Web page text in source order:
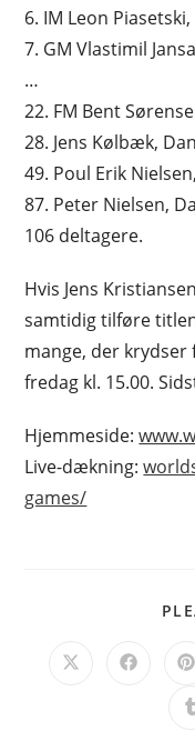
6. IM Leon
7. GM Vlastimil
…
22. FM Bent
28. Jens Kølbæk,
49. Poul Erik
87. Peter Nielsen,
106 deltagere.
Hvis Jens
samtidig tilføre
mange, der
fredag kl. 15.00.
Hjemmeside:
Live-dækning:
games/
Opens
Opens
a